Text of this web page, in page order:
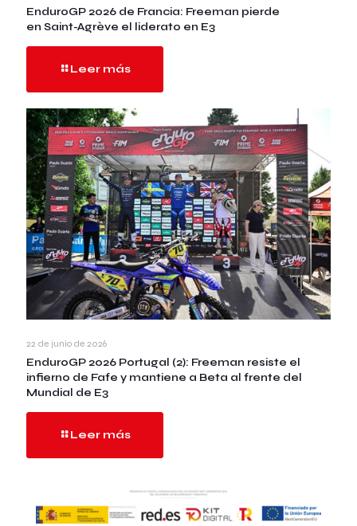
EnduroGP 2026 de Francia: Freeman pierde
en Saint-Agrève el liderato en E3
Leer más
22 de junio de 2026
EnduroGP 2026 Portugal (2): Freeman resiste el
infierno de Fafe y mantiene a Beta al frente del
Mundial de E3
Leer más